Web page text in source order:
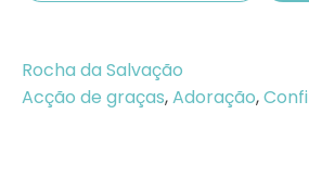
Rocha da Salvação
Acção de graças,Adoração,